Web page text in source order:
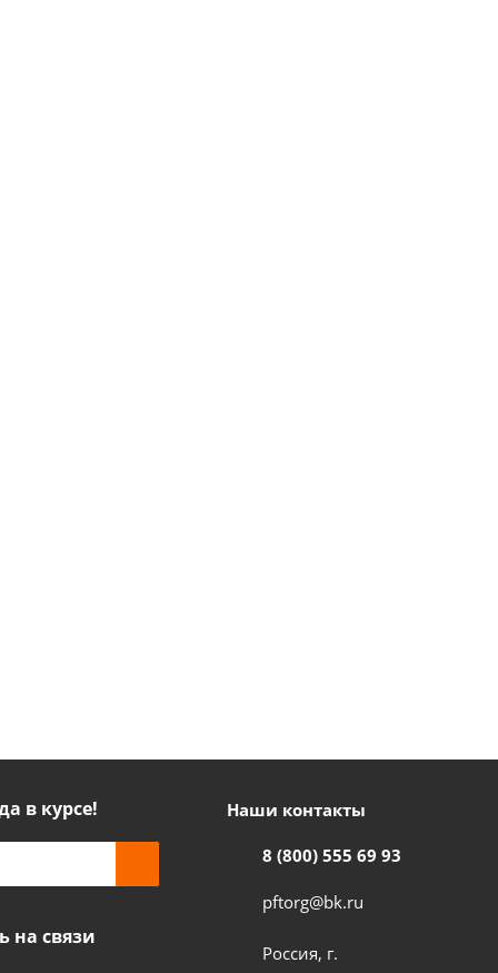
в курсе!
на связи
Наши контакты
8 (800) 555 69 93
pftorg@bk.ru
Россия, г.